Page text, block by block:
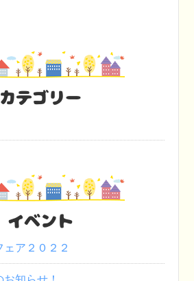
カテゴリー
イベント
ア２０２２